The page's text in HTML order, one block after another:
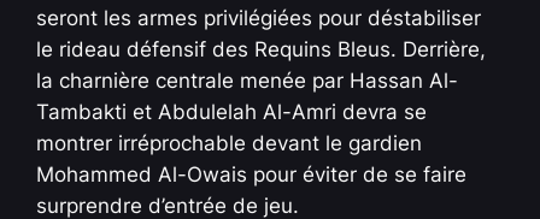
seront les armes privilégiées pour déstabiliser
le rideau défensif des Requins Bleus. Derrière,
la charnière centrale menée par Hassan Al-
Tambakti et Abdulelah Al-Amri devra se
montrer irréprochable devant le gardien
Mohammed Al-Owais pour éviter de se faire
surprendre d’entrée de jeu.